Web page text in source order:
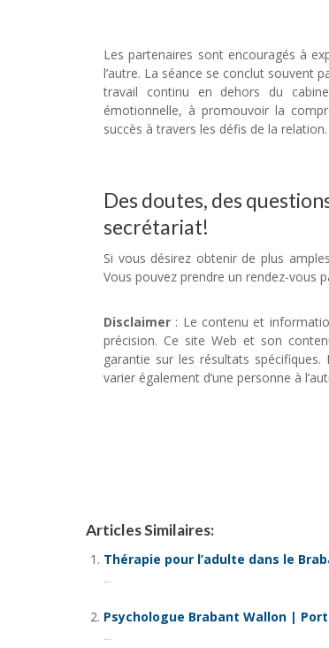
Les partenaires sont encouragés à
l’autre. La séance se conclut souvent
travail continu en dehors du
émotionnelle, à promouvoir la
succès à travers les défis de la relation.
Des doutes, des
secrétariat!
Si vous désirez obtenir de plus
Vous pouvez prendre un rendez-vous
Disclaimer : Le contenu et
précision. Ce site Web et son
garantie sur les résultats
varier également d’une personne à
Articles Similaires:
Thérapie pour l’adulte dans le
...
Psychologue Brabant Wallon |
...